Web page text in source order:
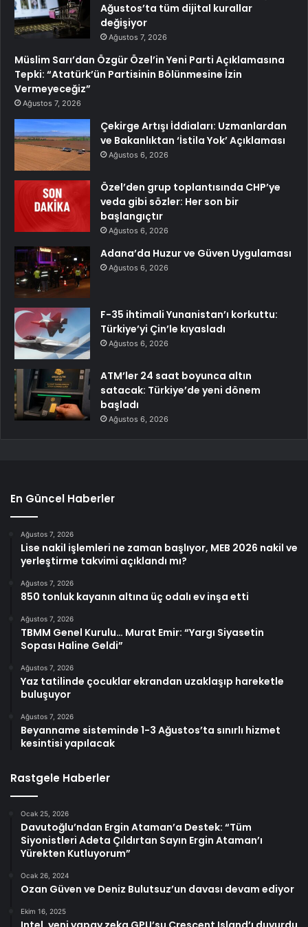
Ağustos’ta tüm dijital kurallar
değişiyor
Ağustos 7, 2026
Müslim Sarı’dan Özgür Özel’in Yeni Parti Açıklamasına
Tepki: “Atatürk’ün Partisinin Bölünmesine İzin
Vermeyeceğiz”
Ağustos 7, 2026
Çekirge Artışı İddiaları: Uzmanlardan
ve Bakanlıktan ‘İstila Yok’ Açıklaması
Ağustos 6, 2026
Özel’den grup toplantısında CHP’ye
veda gibi sözler: Her son bir
başlangıçtır
Ağustos 6, 2026
Adana’da Huzur ve Güven Uygulaması
Ağustos 6, 2026
F-35 ihtimali Yunanistan’ı korkuttu:
Türkiye’yi Çin’le kıyasladı
Ağustos 6, 2026
ATM’ler 24 saat boyunca altın
satacak: Türkiye’de yeni dönem
başladı
Ağustos 6, 2026
En Güncel Haberler
Ağustos 7, 2026
Lise nakil işlemleri ne zaman başlıyor, MEB 2026 nakil ve
yerleştirme takvimi açıklandı mı?
Ağustos 7, 2026
850 tonluk kayanın altına üç odalı ev inşa etti
Ağustos 7, 2026
TBMM Genel Kurulu… Murat Emir: “Yargı Siyasetin
Sopası Haline Geldi”
Ağustos 7, 2026
Yaz tatilinde çocuklar ekrandan uzaklaşıp hareketle
buluşuyor
Ağustos 7, 2026
Beyanname sisteminde 1-3 Ağustos’ta sınırlı hizmet
kesintisi yapılacak
Rastgele Haberler
Ocak 25, 2026
Davutoğlu’ndan Ergin Ataman’a Destek: “Tüm
Siyonistleri Adeta Çıldırtan Sayın Ergin Ataman’ı
Yürekten Kutluyorum”
Ocak 26, 2024
Ozan Güven ve Deniz Bulutsuz’un davası devam ediyor
Ekim 16, 2025